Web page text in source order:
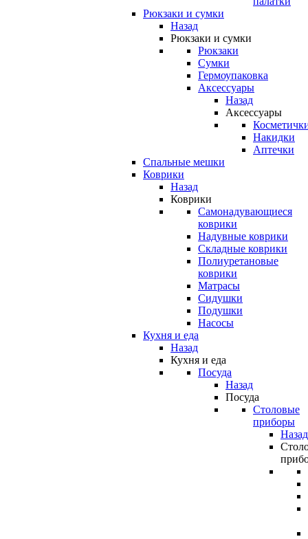
Рюкзаки и сумки
Назад
Рюкзаки и сумки
Рюкзаки
Сумки
Гермоупаковка
Аксессуары
Назад
Аксессуары
Накидки
Аптечки
Спальные мешки
Коврики
Назад
Коврики
Самонадувающиеся
коврики
Надувные коврики
Складные коврики
Полиуретановые
коврики
Матрасы
Сидушки
Подушки
Насосы
Кухня и еда
Назад
Кухня и еда
Посуда
Назад
Посуда
Столовые
приборы
Назад